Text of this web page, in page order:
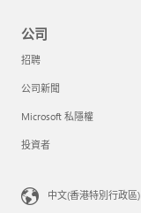
公司
招聘
公司新聞
Microsoft 私隱權
投資者
中文(香港特別行政區)